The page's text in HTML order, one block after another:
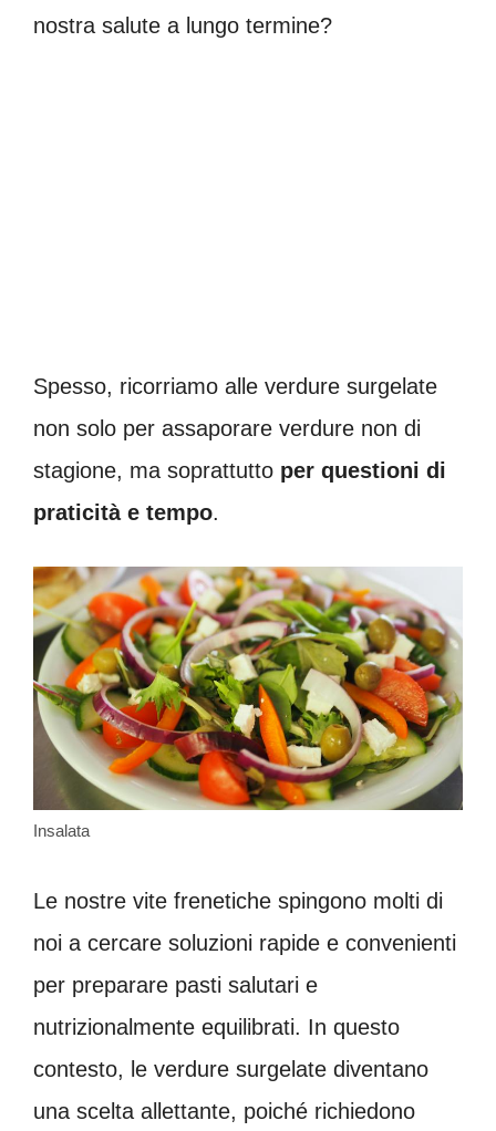
nostra salute a lungo termine?
Spesso, ricorriamo alle verdure surgelate
non solo per assaporare verdure non di
stagione, ma soprattutto per questioni di
praticità e tempo.
Insalata
Le nostre vite frenetiche spingono molti di
noi a cercare soluzioni rapide e convenienti
per preparare pasti salutari e
nutrizionalmente equilibrati. In questo
contesto, le verdure surgelate diventano
una scelta allettante, poiché richiedono